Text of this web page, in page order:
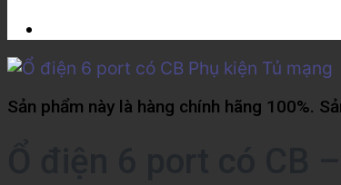
Sản phẩm này là hàng chính hãng 100%.